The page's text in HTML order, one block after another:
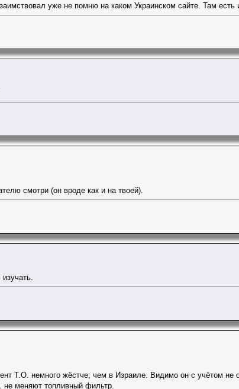
уже не помню на каком Украинском сайте. Там есть
смотри (он вроде как и на твоей).
Т.О. немного жёстче, чем в Израиле. Видимо он с учётом не
меняют топливный фильтр.